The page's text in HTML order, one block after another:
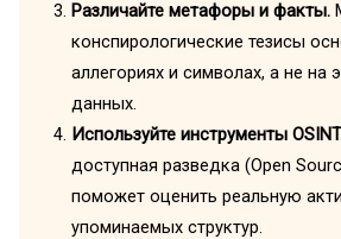
Различайте метафоры и факты.
конспирологические тезисы
аллегориях и символах, а не на
данных.
Используйте инструменты
доступная разведка (Open
поможет оценить реальную
упоминаемых структур.